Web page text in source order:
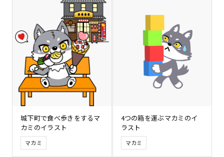
城下町で食べ歩きをするマ
カミのイラスト
マカミ
4つの箱を運ぶマカミのイ
ラスト
マカミ